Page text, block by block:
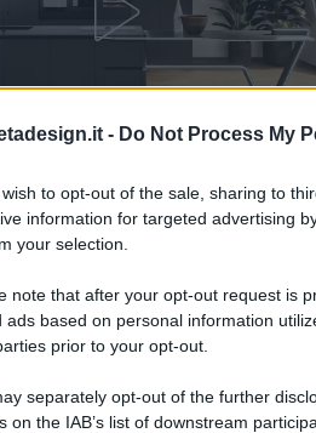
- Do Not Process My
to opt-out of the sale, sharing to
information for targeted advertising
your selection.
note that after your opt-out request is
ads based on personal information
prior to your opt-out.
separately opt-out of the further
on the IAB’s list of downstream